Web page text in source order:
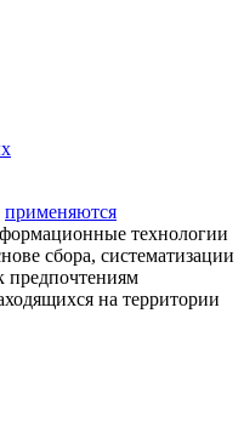
применяются
технологии
сбора, систематизации
предпочтениям
на территории